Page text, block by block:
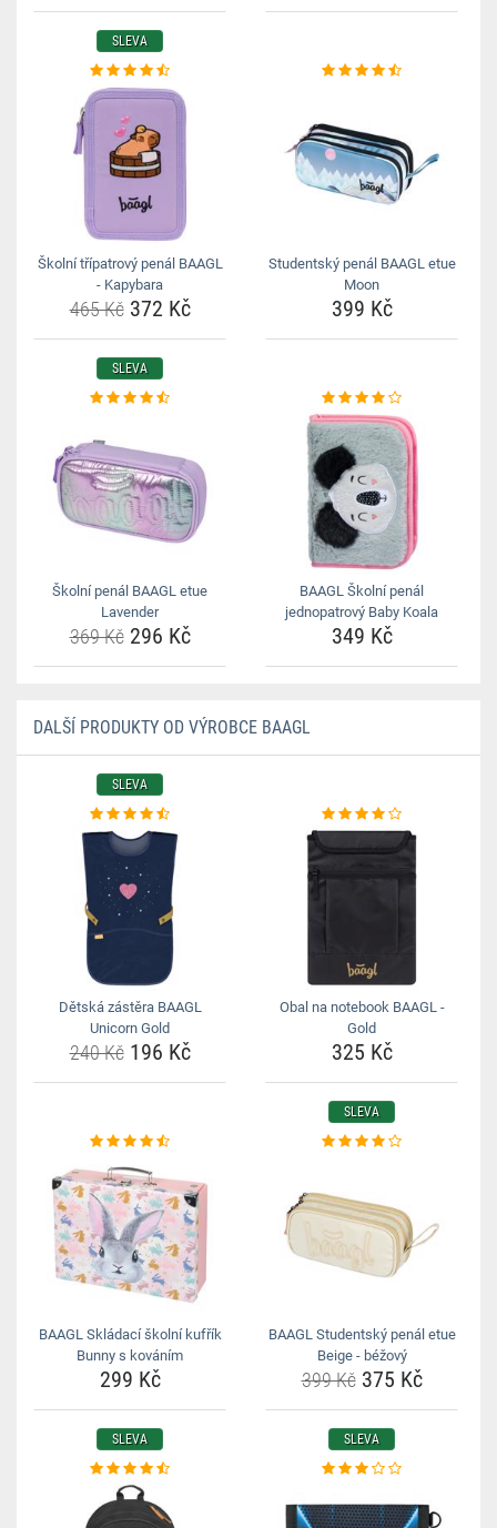
SLEVA
Školní třípatrový penál BAAGL
- Kapybara
465 Kč372 Kč
Studentský penál BAAGL etue
Moon
399 Kč
SLEVA
Školní penál BAAGL etue
Lavender
369 Kč296 Kč
BAAGL Školní penál
jednopatrový Baby Koala
349 Kč
DALŠÍ PRODUKTY OD VÝROBCE BAAGL
SLEVA
Dětská zástěra BAAGL
Unicorn Gold
240 Kč196 Kč
Obal na notebook BAAGL -
Gold
325 Kč
BAAGL Skládací školní kufřík
Bunny s kováním
299 Kč
SLEVA
BAAGL Studentský penál etue
Beige - béžový
399 Kč375 Kč
SLEVA SLEVA